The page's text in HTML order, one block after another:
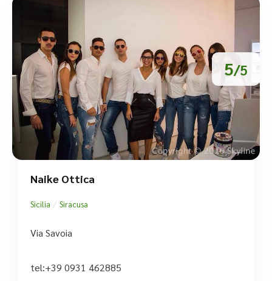
5/5
Naike Ottica
Sicilia / Siracusa
Via Savoia
tel:+39 0931 462885